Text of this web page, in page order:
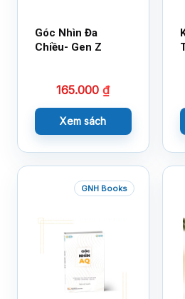
Góc Nhìn Đa
Chiều- Gen Z
165.000₫
Xem sách
GNH Books